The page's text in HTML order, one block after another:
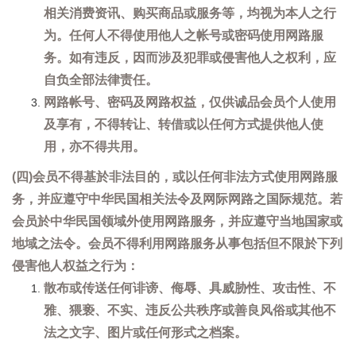
相关消费资讯、购买商品或服务等，均视为本人之行
为。任何人不得使用他人之帐号或密码使用网路服
务。如有违反，因而涉及犯罪或侵害他人之权利，应
自负全部法律责任。
网路帐号、密码及网路权益，仅供诚品会员个人使用
及享有，不得转让、转借或以任何方式提供他人使
用，亦不得共用。
(四)会员不得基於非法目的，或以任何非法方式使用网路服
务，并应遵守中华民国相关法令及网际网路之国际规范。若
会员於中华民国领域外使用网路服务，并应遵守当地国家或
地域之法令。会员不得利用网路服务从事包括但不限於下列
侵害他人权益之行为：
散布或传送任何诽谤、侮辱、具威胁性、攻击性、不
雅、猥亵、不实、违反公共秩序或善良风俗或其他不
法之文字、图片或任何形式之档案。